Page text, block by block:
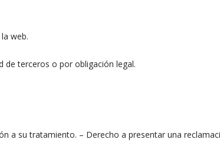
web.
de terceros o por obligación legal.
a su tratamiento. – Derecho a presentar una